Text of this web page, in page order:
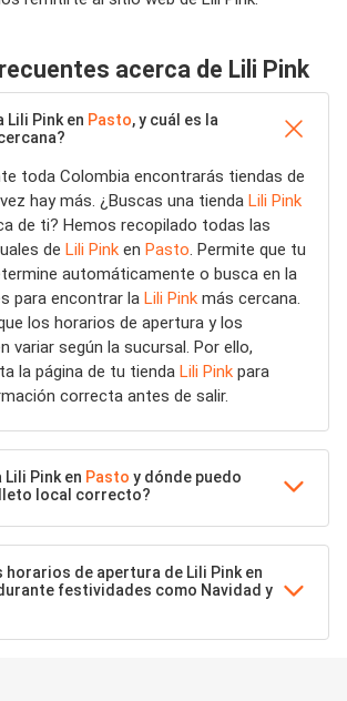
acerca de Lili Pink
Lili Pink en Pasto, y cuál es la
toda Colombia encontrarás tiendas de
hay más. ¿Buscas una tienda Lili Pink
de ti? Hemos recopilado todas las
de Lili Pink en Pasto. Permite que tu
automáticamente o busca en la
para encontrar la Lili Pink más cercana.
los horarios de apertura y los
variar según la sucursal. Por ello,
la página de tu tienda Lili Pink para
correcta antes de salir.
Pink en Pasto y dónde puedo
local correcto?
horarios de apertura de Lili Pink en
festividades como Navidad y